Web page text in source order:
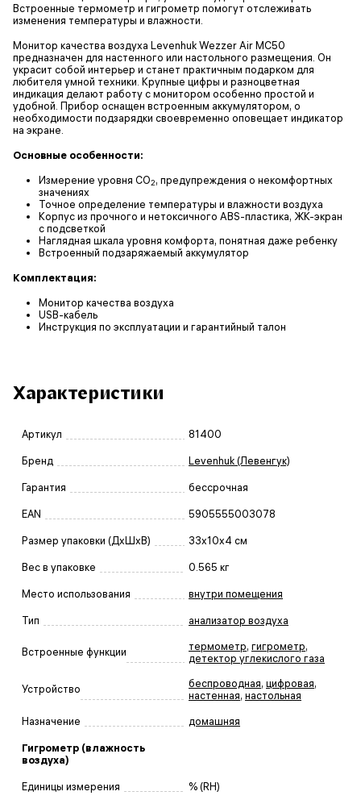
Встроенные термометр и гигрометр помогут отслеживать
изменения температуры и влажности.
Монитор качества воздуха Levenhuk Wezzer Air MC50
предназначен для настенного или настольного размещения. Он
украсит собой интерьер и станет практичным подарком для
любителя умной техники. Крупные цифры и разноцветная
индикация делают работу с монитором особенно простой и
удобной. Прибор оснащен встроенным аккумулятором, о
необходимости подзарядки своевременно оповещает индикатор
на экране.
Основные особенности:
Измерение уровня CO2, предупреждения о некомфортных
значениях
Точное определение температуры и влажности воздуха
Корпус из прочного и нетоксичного ABS-пластика, ЖК-экран
с подсветкой
Наглядная шкала уровня комфорта, понятная даже ребенку
Встроенный подзаряжаемый аккумулятор
Комплектация:
Монитор качества воздуха
USB-кабель
Инструкция по эксплуатации и гарантийный талон
Характеристики
Артикул 81400
Бренд Levenhuk (Левенгук)
Гарантия бессрочная
EAN 5905555003078
Размер упаковки (ДxШxВ) 33x10x4 см
Вес в упаковке 0.565 кг
Место использования внутри помещения
Тип анализатор воздуха
Встроенные функции термометр, гигрометр,
детектор углекислого газа
Устройство беспроводная, цифровая,
настенная, настольная
Назначение домашняя
Гигрометр (влажность
воздуха)
Единицы измерения % (RH)